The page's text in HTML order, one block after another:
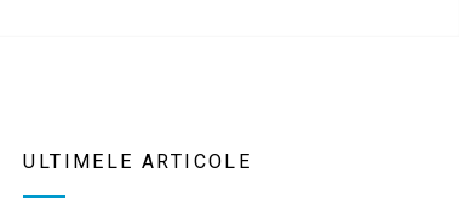
ULTIMELE ARTICOLE